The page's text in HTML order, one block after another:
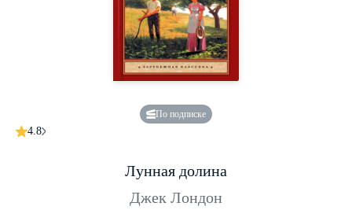
По подписке
4.8
Лунная долина
Джек Лондон